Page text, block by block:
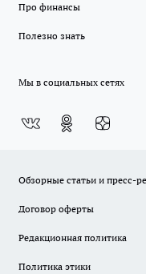
Про финансы
Полезно знать
Мы в социальных сетях
Обзорные статьи и пресс-
Договор оферты
Редакционная политика
Политика этики